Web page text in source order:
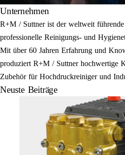
Unternehmen
R+M / Suttner ist der weltweit
professionelle Reinigungs- und
Mit über 60 Jahren Erfahrung und
produziert R+M / Suttner hochwertige
Zubehör für Hochdruckreiniger und
Neuste Beiträge